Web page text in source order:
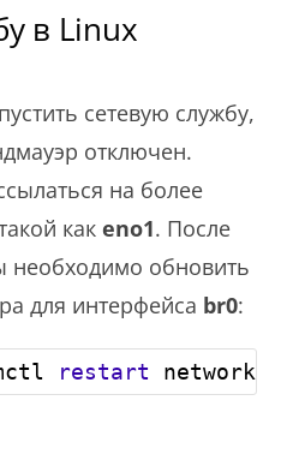
в Linux
сетевую службу,
отключен.
на более
как eno1. После
необходимо обновить
для интерфейса br0:
restart network-